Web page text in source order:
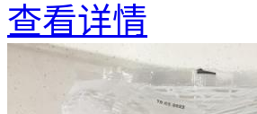
查看详情